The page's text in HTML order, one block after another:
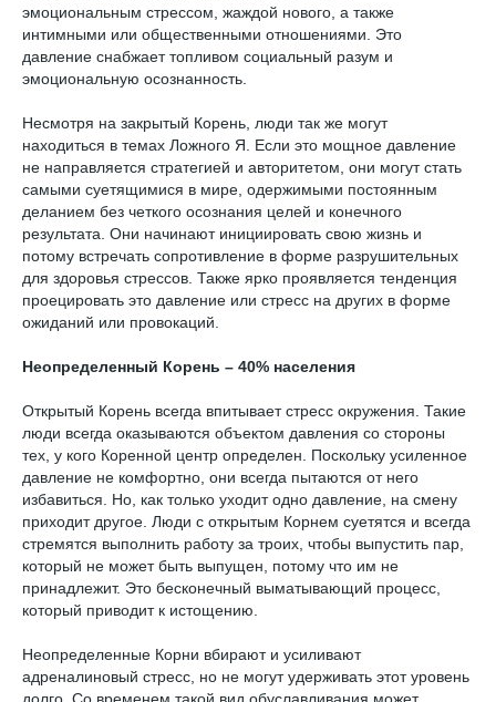
эмоциональным стрессом, жаждой нового, а также
интимными или общественными отношениями. Это
давление снабжает топливом социальный разум и
эмоциональную осознанность.
Несмотря на закрытый Корень, люди так же могут
находиться в темах Ложного Я. Если это мощное давление
не направляется стратегией и авторитетом, они могут стать
самыми суетящимися в мире, одержимыми постоянным
деланием без четкого осознания целей и конечного
результата. Они начинают инициировать свою жизнь и
потому встречать сопротивление в форме разрушительных
для здоровья стрессов. Также ярко проявляется тенденция
проецировать это давление или стресс на других в форме
ожиданий или провокаций.
Неопределенный Корень – 40% населения
Открытый Корень всегда впитывает стресс окружения. Такие
люди всегда оказываются объектом давления со стороны
тех, у кого Коренной центр определен. Поскольку усиленное
давление не комфортно, они всегда пытаются от него
избавиться. Но, как только уходит одно давление, на смену
приходит другое. Люди с открытым Корнем суетятся и всегда
стремятся выполнить работу за троих, чтобы выпустить пар,
который не может быть выпущен, потому что им не
принадлежит. Это бесконечный выматывающий процесс,
который приводит к истощению.
Неопределенные Корни вбирают и усиливают
адреналиновый стресс, но не могут удерживать этот уровень
долго. Со временем такой вид обуславливания может